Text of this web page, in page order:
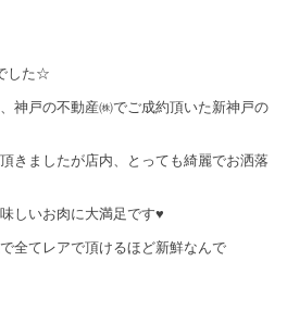
した☆
神戸の不動産㈱でご成約頂いた新神戸の
きましたが店内、とっても綺麗でお洒落
しいお肉に大満足です♥
全てレアで頂けるほど新鮮なんで